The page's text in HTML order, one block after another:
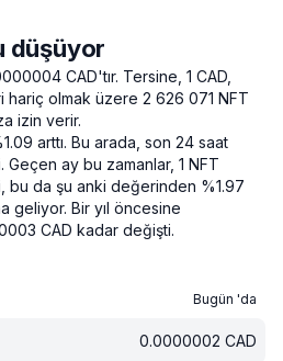
düşüyor
CAD'tır. Tersine, 1 CAD,
olmak üzere 2 626 071 NFT
izin verir.
arttı. Bu arada, son 24 saat
Geçen ay bu zamanlar, 1 NFT
da şu anki değerinden %1.97
geliyor. Bir yıl öncesine
CAD kadar değişti.
Bugün 'da
0.0000002 CAD